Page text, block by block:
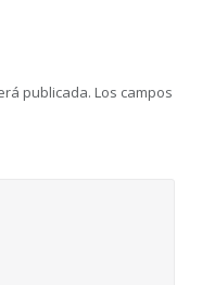
publicada. Los campos